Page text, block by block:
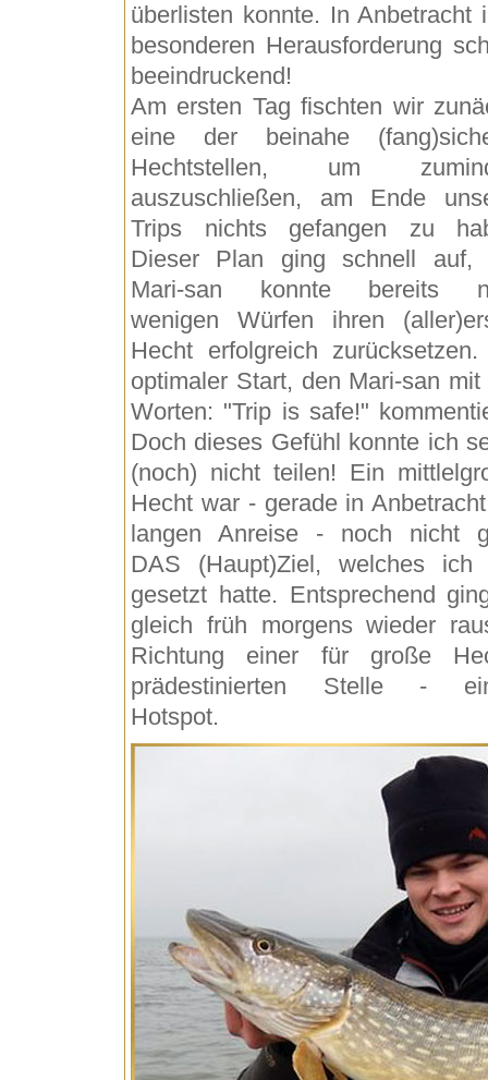
überlisten konnte. In Anbetracht
besonderen Herausforderung
beeindruckend!
Am ersten Tag fischten wir
eine der beinahe
Hechtstellen, um
auszuschließen, am Ende
Trips nichts gefangen zu
Dieser Plan ging schnell auf,
Mari-san konnte bereits
wenigen Würfen ihren
Hecht erfolgreich
optimaler Start, den Mari-san mit
Worten: "Trip is safe!"
Doch dieses Gefühl konnte ich
(noch) nicht teilen! Ein
Hecht war - gerade in
langen Anreise - noch nicht
DAS (Haupt)Ziel, welches ich
gesetzt hatte. Entsprechend
gleich früh morgens wieder
Richtung einer für große
prädestinierten Stelle -
Hotspot.